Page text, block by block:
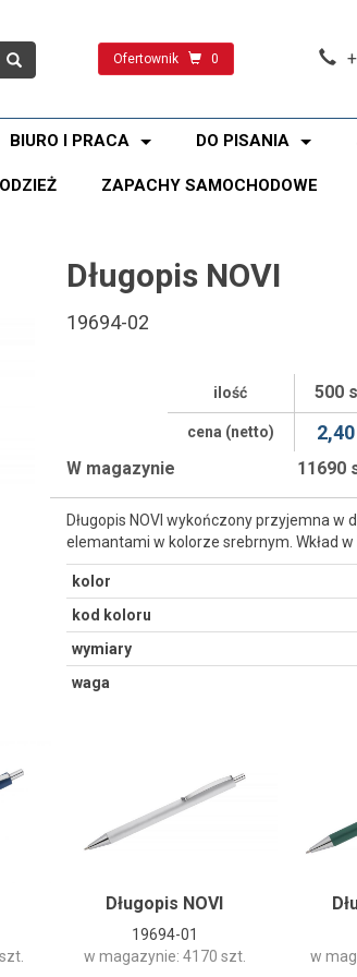
Ofertownik 0
BIURO I PRACA DO PISANIA
ODZIEŻ ZAPACHY SAMOCHODOWE
Długopis NOVI
19694-02
ilość 500
cena (netto) 2,40
W magazynie 11690
Długopis NOVI wykończony przyjemna
elemantami w kolorze srebrnym. Wkład w
kolor
kod koloru
wymiary
waga
Długopis NOVI
19694-01
w magazynie: 4170 szt.
w